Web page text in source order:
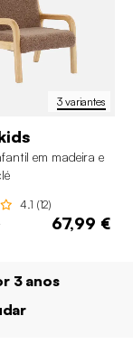
3 variantes
em madeira e
4.1 (12)
67,99 €
3 anos